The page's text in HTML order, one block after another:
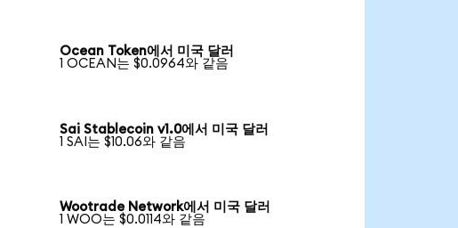
Ocean Token에서 미국 달러
1 OCEAN는 $0.0964와 같음
Sai Stablecoin v1.0에서 미국 달러
1 SAI는 $10.06와 같음
Wootrade Network에서 미국 달러
1 WOO는 $0.0114와 같음